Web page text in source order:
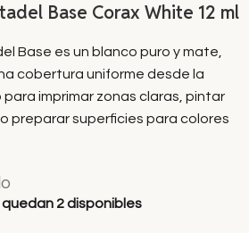
Base Corax White 12 ml
Base es un blanco puro y mate,
cobertura uniforme desde la
imprimar zonas claras, pintar
preparar superficies para colores
quedan 2 disponibles